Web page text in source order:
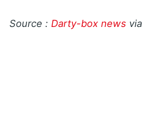
Source : Darty-box news via